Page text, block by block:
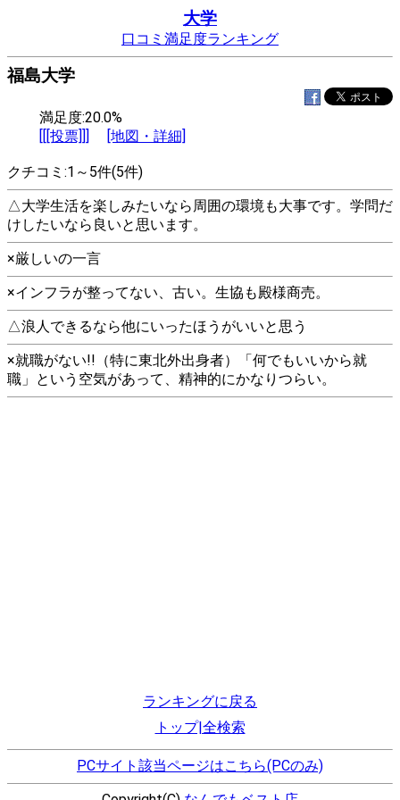
大学
口コミ満足度ランキング
福島大学
満足度:20.0%
[[[投票]]]
[地図・詳細]
クチコミ:1～5件(5件)
△大学生活を楽しみたいなら周囲の環境も大事です。学問だ
けしたいなら良いと思います。
×厳しいの一言
×インフラが整ってない、古い。生協も殿様商売。
△浪人できるなら他にいったほうがいいと思う
×就職がない!!（特に東北外出身者）「何でもいいから就
職」という空気があって、精神的にかなりつらい。
ランキングに戻る
トップ|全検索
PCサイト該当ページはこちら(PCのみ)